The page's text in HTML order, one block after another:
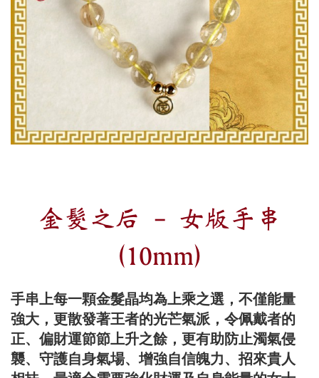
金髮之后 - 女版手串
(10mm)
手串上每一顆金髮晶均為上乘之選，不僅能量
強大，更散發著王者的光芒氣派，令佩戴者的
正、偏財運節節上升之餘，更有助防止濁氣侵
襲、守護自身氣場、增強自信魄力、招來貴人